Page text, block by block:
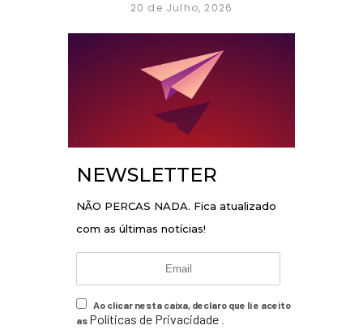
20 de Julho, 2026
NEWSLETTER
NÃO PERCAS NADA. Fica atualizado
com as últimas notícias!
Ao clicar nesta caixa, declaro que li e aceito
as Políticas de Privacidade